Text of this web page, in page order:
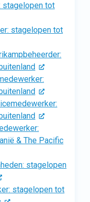
stagelopen tot
stagelopen tot
& The Pacific
stagelopen
stagelopen tot